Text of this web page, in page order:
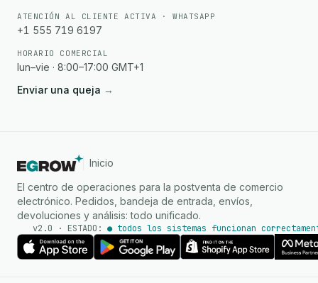
ATENCIÓN AL CLIENTE ACTIVA · WHATSAPP
+1 555 719 6197
HORARIO COMERCIAL
lun–vie · 8:00–17:00 GMT+1
Enviar una queja →
Inicio
El centro de operaciones para la postventa de comercio
electrónico. Pedidos, bandeja de entrada, envíos,
devoluciones y análisis: todo unificado.
v2.0 · ESTADO: ● todos los sistemas funcionan